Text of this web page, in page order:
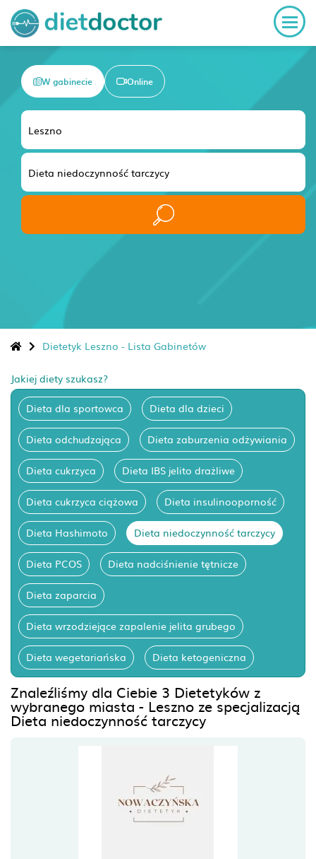
W gabinecie Online
Dietetyk Leszno - Lista Gabinetów
Jakiej diety szukasz?
Dieta dla sportowca Dieta dla dzieci
Dieta odchudzająca Dieta zaburzenia odżywiania
Dieta cukrzyca Dieta IBS jelito drażliwe
Dieta cukrzyca ciążowa Dieta insulinooporność
Dieta Hashimoto Dieta niedoczynność tarczycy
Dieta PCOS Dieta nadciśnienie tętnicze
Dieta zaparcia
Dieta wrzodziejące zapalenie jelita grubego
Dieta wegetariańska Dieta ketogeniczna
Znaleźliśmy dla Ciebie 3 Dietetyków z
wybranego miasta - Leszno ze specjalizacją
Dieta niedoczynność tarczycy